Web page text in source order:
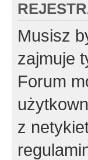
Musisz
zajmuje
Forum
z